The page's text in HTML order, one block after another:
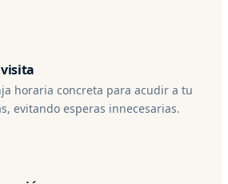
horaria concreta para acudir a tu
evitando esperas innecesarias.